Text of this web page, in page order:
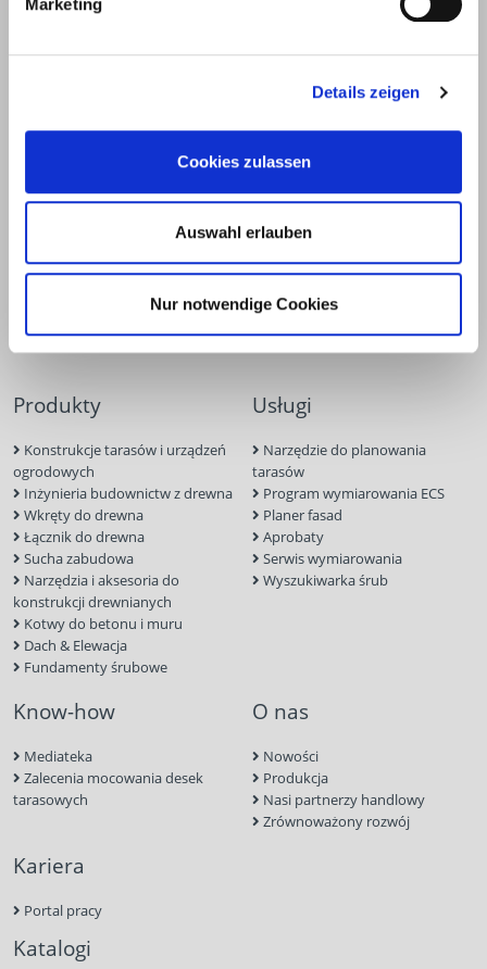
Details zeigen
Cookies zulassen
Auswahl erlauben
Nur notwendige Cookies
E.u.r.o.Tec GmbH
Unter dem Hofe 5
+49 2331 6245-200
Produkty
Konstrukcje tarasów i urządzeń
ogrodowych
Inżynieria budownictw z drewna
Wkręty do drewna
Łącznik do drewna
Sucha zabudowa
Narzędzia i aksesoria do
konstrukcji drewnianych
Kotwy do betonu i muru
Dach & Elewacja
Fundamenty śrubowe
Usługi
Narzędzie do planowania
tarasów
Program wymiarowania ECS
Planer fasad
Aprobaty
Serwis wymiarowania
Wyszukiwarka śrub
Know-how
Mediateka
Zalecenia mocowania desek
tarasowych
O nas
Nowości
Produkcja
Nasi partnerzy handlowy
Zrównoważony rozwój
Kariera
Portal pracy
Katalogi